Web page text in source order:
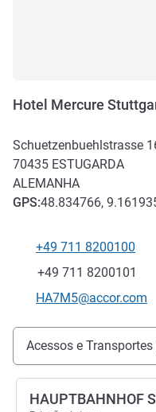
Hotel Mercure
Schuetzenbuehlstrasse
70435 ESTUGARDA
ALEMANHA
GPS:48.834766,
Telefone
+49 711 8200100
Fax
+49 711 8200101
E-mail de contacto
HA7M5@accor.com
Acesso e transporte
Acessos e Transportes
HAUPTBAHNHOF